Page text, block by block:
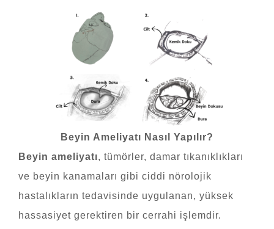
Beyin Ameliyatı Nasıl Yapılır?
Beyin ameliyatı, tümörler, damar tıkanıklıkları
ve beyin kanamaları gibi ciddi nörolojik
hastalıkların tedavisinde uygulanan, yüksek
hassasiyet gerektiren bir cerrahi işlemdir.